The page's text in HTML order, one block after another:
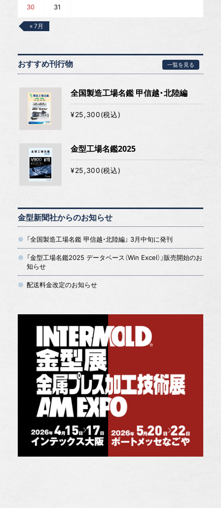
30 31
« 7月
おすすめ刊行物 一覧を見る
全国製造工場名鑑 甲信越・北陸編
¥25,300(税込)
金型工場名鑑2025
¥25,300(税込)
金型新聞社からのお知らせ
「全国製造工場名鑑 甲信越・北陸編」 3月中旬に発刊
「金型工場名鑑2025 データベース（Win Excel）」販売開始のお
知らせ
配送料金改定のお知らせ